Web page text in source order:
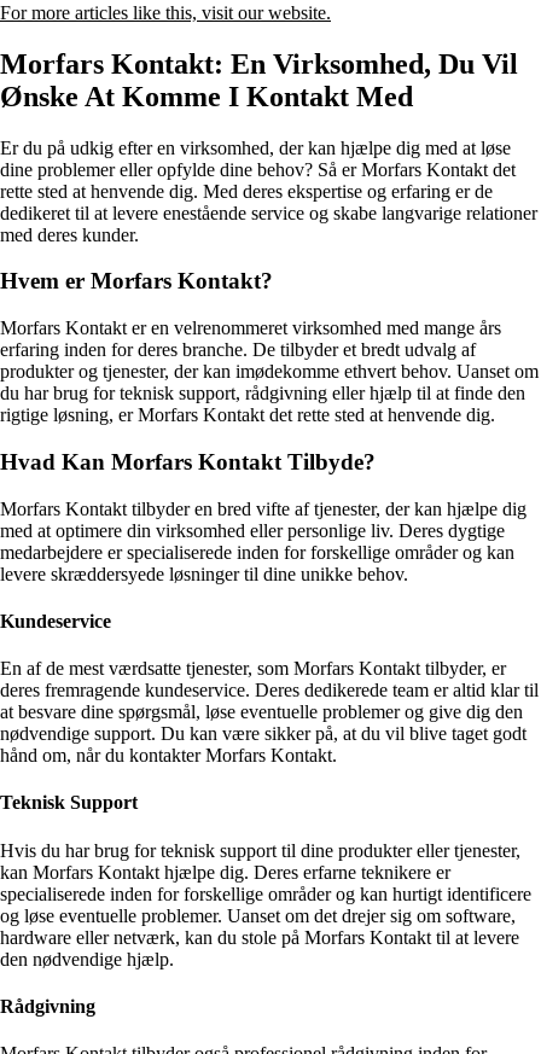
For more articles like this, visit our website.
Morfars Kontakt: En Virksomhed, Du Vil
Ønske At Komme I Kontakt Med
Er du på udkig efter en virksomhed, der kan hjælpe dig med at løse
dine problemer eller opfylde dine behov? Så er Morfars Kontakt det
rette sted at henvende dig. Med deres ekspertise og erfaring er de
dedikeret til at levere enestående service og skabe langvarige relationer
med deres kunder.
Hvem er Morfars Kontakt?
Morfars Kontakt er en velrenommeret virksomhed med mange års
erfaring inden for deres branche. De tilbyder et bredt udvalg af
produkter og tjenester, der kan imødekomme ethvert behov. Uanset om
du har brug for teknisk support, rådgivning eller hjælp til at finde den
rigtige løsning, er Morfars Kontakt det rette sted at henvende dig.
Hvad Kan Morfars Kontakt Tilbyde?
Morfars Kontakt tilbyder en bred vifte af tjenester, der kan hjælpe dig
med at optimere din virksomhed eller personlige liv. Deres dygtige
medarbejdere er specialiserede inden for forskellige områder og kan
levere skræddersyede løsninger til dine unikke behov.
Kundeservice
En af de mest værdsatte tjenester, som Morfars Kontakt tilbyder, er
deres fremragende kundeservice. Deres dedikerede team er altid klar til
at besvare dine spørgsmål, løse eventuelle problemer og give dig den
nødvendige support. Du kan være sikker på, at du vil blive taget godt
hånd om, når du kontakter Morfars Kontakt.
Teknisk Support
Hvis du har brug for teknisk support til dine produkter eller tjenester,
kan Morfars Kontakt hjælpe dig. Deres erfarne teknikere er
specialiserede inden for forskellige områder og kan hurtigt identificere
og løse eventuelle problemer. Uanset om det drejer sig om software,
hardware eller netværk, kan du stole på Morfars Kontakt til at levere
den nødvendige hjælp.
Rådgivning